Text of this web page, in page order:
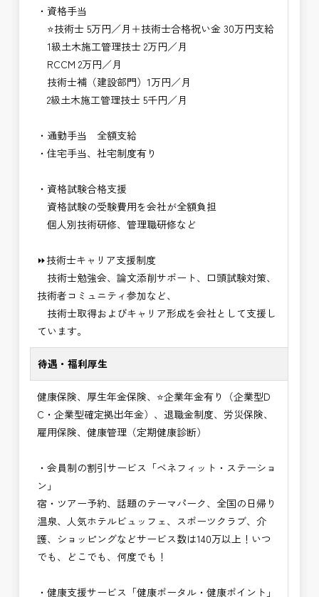
・資格手当
⭐技術士 5万円／月＋技術士合格祝い金 30万円支給
1級土木施工管理技士 2万円／月
RCCM 2万円／月
技術士補（建設部門）1万円／月
2級土木施工管理技士 5千円／月
・通勤手当 全額支給
・住宅手当、社宅制度有り
・資格試験合格支援
資格試験の受験費用を会社が全額負担
個人別技術研修、管理職研修など
⏩技術士キャリア支援制度
技術士勉強会、論文添削サポート、口頭試験対策、
技術者コミュニティ参加など、
技術士取得およびキャリア形成を会社として支援し
ています。
待遇・福利厚生
健康保険、厚生年金保険、⭐企業年金有り（企業型D
C・企業型確定拠出年金）、退職金制度、労災保険、
雇用保険、健康管理（定期健康診断）
・会員制の割引サービス「ベネフィット・ステーショ
ン」
宿・ツアー予約、話題のテーマパーク、全国の日帰り
温泉、人気ホテルビュッフェ、スポーツクラブ、介
護、ショッピングなどサービス数は140万以上！いつ
でも、どこでも、何度でも！
・健康支援サービス「健康ポータル・健康ポイント」